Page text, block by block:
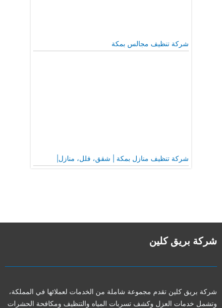
شركة تنظيف مجالس بمكة
شركة تنظيف منازل بمكة | شقق، فلل، منازل|
شركة بريق كلين
شركة بريق كلين تقدم مجموعة شاملة من الخدمات لعملائها في المملكة،
وتشمل خدمات العزل وكشف تسربات المياه والتنظيف ومكافحة الحشرات